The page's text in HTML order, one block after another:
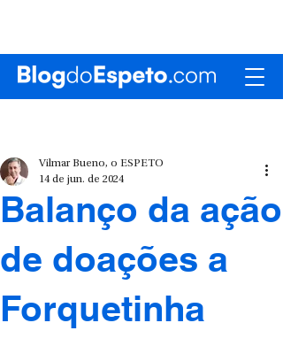
Balanço da ação
de doações a
Forquetinha
Vilmar Bueno, o ESPETO
14 de jun. de 2024